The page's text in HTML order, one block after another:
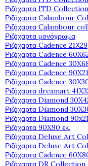
Ριζόχαρτα ITD
Ριζόχαρτα Calambour
Ριζόχαρτα Calambour
Ριζόχαρτα μονόχρωμα
Ριζόχαρτα Cadence
Ριζόχαρτα Cadence
Ριζόχαρτα Cadence
Ριζόχαρτα Cadence
Ριζόχαρτα Cadence
Ριζόχαρτα dreamart
Ριζόχαρτα Diamond
Ριζόχαρτα Diamond
Ριζόχαρτα Diamond
Ριζόχαρτα 90X90 εκ.
Ριζόχαρτα Deluxe Art
Ριζόχαρτα Deluxe Art
Ριζόχαρτα Cadence
Ριζόχαρτα DR